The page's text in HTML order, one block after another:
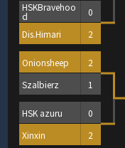
HSKBravehoo
d
0
Dis.Himari
2
Onionsheep
2
Szalbierz
1
HSK azuru
0
Xinxin
2